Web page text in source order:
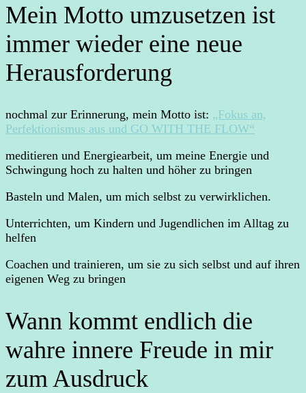
Mein Motto umzusetzen ist
immer wieder eine neue
Herausforderung
nochmal zur Erinnerung, mein Motto ist: „Fokus an,
Perfektionismus aus und GO WITH THE FLOW“
meditieren und Energiearbeit, um meine Energie und
Schwingung hoch zu halten und höher zu bringen
Basteln und Malen, um mich selbst zu verwirklichen.
Unterrichten, um Kindern und Jugendlichen im Alltag zu
helfen
Coachen und trainieren, um sie zu sich selbst und auf ihren
eigenen Weg zu bringen
Wann kommt endlich die
wahre innere Freude in mir
zum Ausdruck